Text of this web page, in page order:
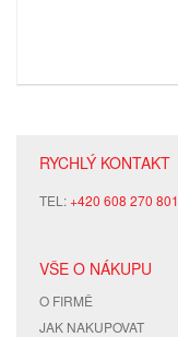
RYCHLÝ KONTAKT
TEL:+420 608 270 801
VŠE O NÁKUPU
O FIRMĚ
JAK NAKUPOVAT